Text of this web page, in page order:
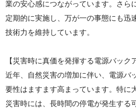
業の安心感につながっています。さら
定期的に実施し、万が一の事態にも迅
技術力を維持しています。
【災害時に真価を発揮する電源バック
近年、自然災害の増加に伴い、電源バ
要性はますます高まっています。特に
災害時には、長時間の停電が発生する